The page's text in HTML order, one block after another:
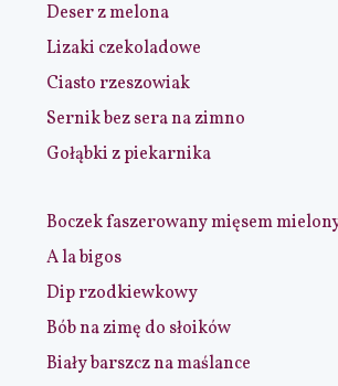
Deser z melona
Lizaki czekoladowe
Ciasto rzeszowiak
Sernik bez sera na zimno
Gołąbki z piekarnika
Boczek faszerowany mięsem
A la bigos
Dip rzodkiewkowy
Bób na zimę do słoików
Biały barszcz na maślance